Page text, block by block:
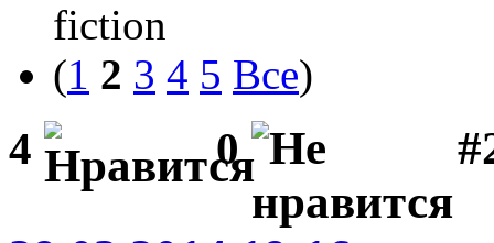
fiction
(1 2 3 4 5 Все)
4 0